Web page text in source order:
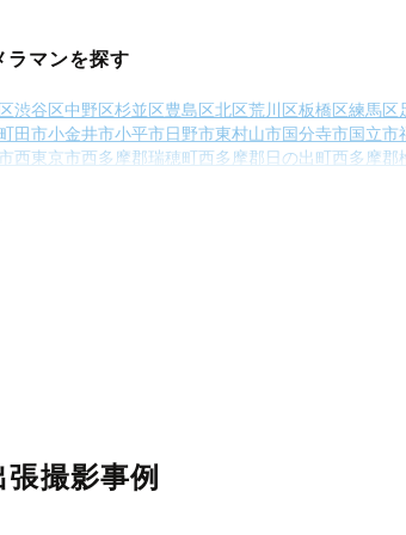
ラマンを探す
渋谷区中野区杉並区豊島区北区荒川区板橋区練馬区
田市小金井市小平市日野市東村山市国分寺市国立市
西東京市西多摩郡瑞穂町西多摩郡日の出町西多摩郡
撮影事例